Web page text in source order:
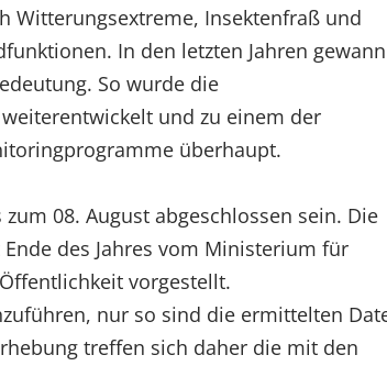
Witterungsextreme, Insektenfraß und
In den letzten Jahren gewann
So wurde die
und zu einem der
überhaupt.
08. August abgeschlossen sein. Die
des Jahres vom Ministerium für
vorgestellt.
nur so sind die ermittelten
treffen sich daher die mit den